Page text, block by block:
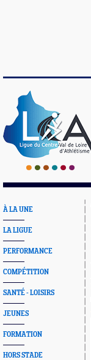
À LA UNE
LA LIGUE
PERFORMANCE
COMPÉTITION
SANTÉ - LOISIRS
JEUNES
FORMATION
HORS STADE